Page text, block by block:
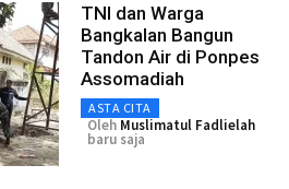
TNI dan Warga
Bangkalan Bangun
Tandon Air di Ponpes
Assomadiah
ASTA CITA
Oleh Muslimatul Fadlielah
baru saja